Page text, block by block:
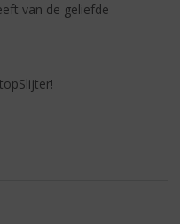
van de geliefde